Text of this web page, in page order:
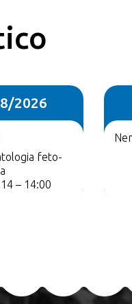
2026
feto-
– 14:00